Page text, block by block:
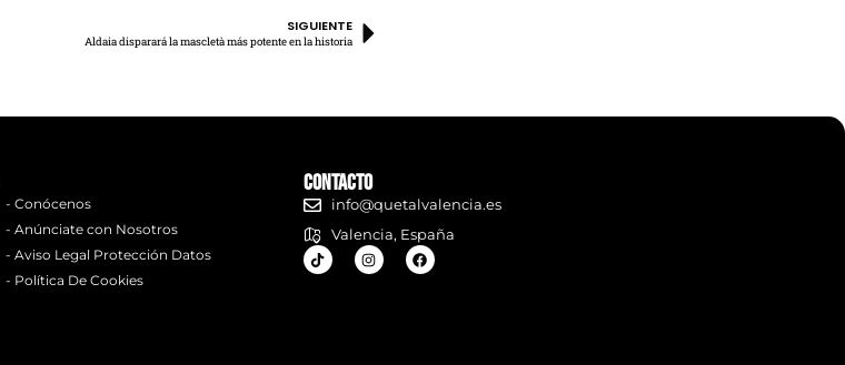
SIGUIENTE
Aldaia disparará la mascletà más potente en la historia
- Conócenos
- Anúnciate con Nosotros
- Aviso Legal Protección Datos
- Política De Cookies
Contacto
info@quetalvalencia.es
Valencia, España